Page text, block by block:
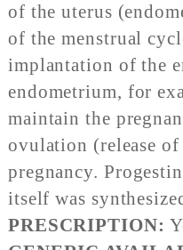
of the uterus
of the menstrual
implantation of the
endometrium, for
maintain the
ovulation (release
pregnancy.
itself was
PRESCRIPTION: